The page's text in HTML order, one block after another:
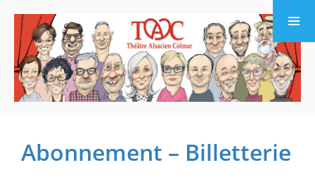
Menu et
widgets
Abonnement – Billetterie